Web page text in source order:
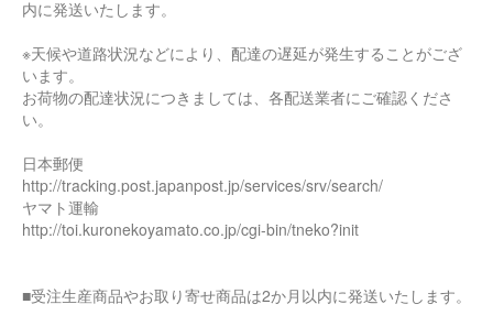
内に発送いたします。
※天候や道路状況などにより、配達の遅延が発生することがござ
います。
お荷物の配達状況につきましては、各配送業者にご確認くださ
い。
日本郵便
http://tracking.post.japanpost.jp/services/srv/search/
ヤマト運輸
http://toi.kuronekoyamato.co.jp/cgi-bin/tneko?init
■受注生産商品やお取り寄せ商品は2か月以内に発送いたします。